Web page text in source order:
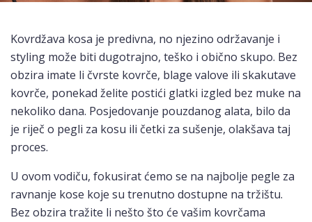
Kovrdžava kosa je predivna, no njezino održavanje i
styling može biti dugotrajno, teško i obično skupo. Bez
obzira imate li čvrste kovrče, blage valove ili skakutave
kovrče, ponekad želite postići glatki izgled bez muke na
nekoliko dana. Posjedovanje pouzdanog alata, bilo da
je riječ o pegli za kosu ili četki za sušenje, olakšava taj
proces.
U ovom vodiču, fokusirat ćemo se na najbolje pegle za
ravnanje kose koje su trenutno dostupne na tržištu.
Bez obzira tražite li nešto što će vašim kovrčama